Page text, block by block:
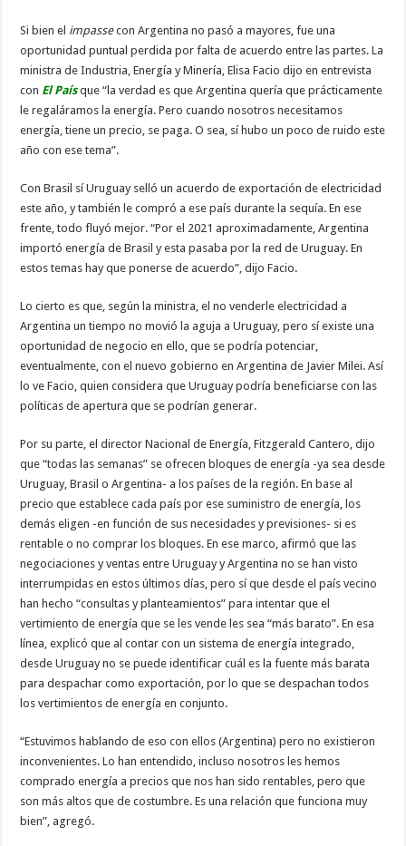
Si bien el impassecon Argentina no pasó a mayores, fue una
oportunidad puntual perdida por falta de acuerdo entre las partes. La
ministra de Industria, Energía y Minería, Elisa Facio dijo en entrevista
con El País que “la verdad es que Argentina quería que prácticamente
le regaláramos la energía. Pero cuando nosotros necesitamos
energía, tiene un precio, se paga. O sea, sí hubo un poco de ruido este
año con ese tema”.
Con Brasil sí Uruguay selló un acuerdo de exportación de electricidad
este año, y también le compró a ese país durante la sequía. En ese
frente, todo fluyó mejor. “Por el 2021 aproximadamente, Argentina
importó energía de Brasil y esta pasaba por la red de Uruguay. En
estos temas hay que ponerse de acuerdo”, dijo Facio.
Lo cierto es que, según la ministra, el no venderle electricidad a
Argentina un tiempo no movió la aguja a Uruguay, pero sí existe una
oportunidad de negocio en ello, que se podría potenciar,
eventualmente, con el nuevo gobierno en Argentina de Javier Milei. Así
lo ve Facio, quien considera que Uruguay podría beneficiarse con las
políticas de apertura que se podrían generar.
Por su parte, el director Nacional de Energía, Fitzgerald Cantero, dijo
que “todas las semanas” se ofrecen bloques de energía -ya sea desde
Uruguay, Brasil o Argentina- a los países de la región. En base al
precio que establece cada país por ese suministro de energía, los
demás eligen -en función de sus necesidades y previsiones- si es
rentable o no comprar los bloques. En ese marco, afirmó que las
negociaciones y ventas entre Uruguay y Argentina no se han visto
interrumpidas en estos últimos días, pero sí que desde el país vecino
han hecho “consultas y planteamientos” para intentar que el
vertimiento de energía que se les vende les sea “más barato”. En esa
línea, explicó que al contar con un sistema de energía integrado,
desde Uruguay no se puede identificar cuál es la fuente más barata
para despachar como exportación, por lo que se despachan todos
los vertimientos de energía en conjunto.
“Estuvimos hablando de eso con ellos (Argentina) pero no existieron
inconvenientes. Lo han entendido, incluso nosotros les hemos
comprado energía a precios que nos han sido rentables, pero que
son más altos que de costumbre. Es una relación que funciona muy
bien”, agregó.